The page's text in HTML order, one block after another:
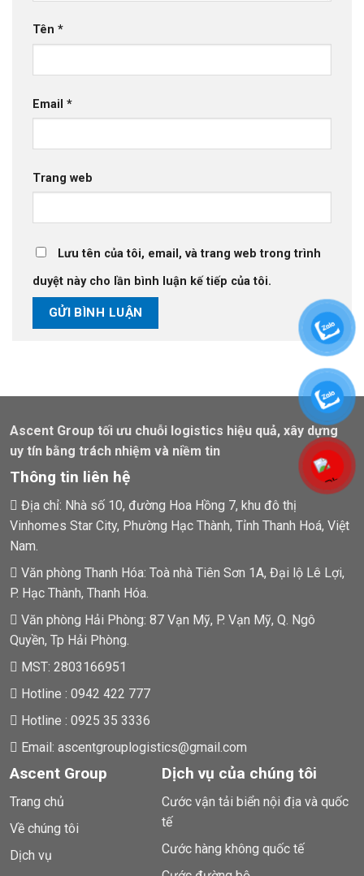
Tên *
Email *
Trang web
Lưu tên của tôi, email, và trang web trong trình
duyệt này cho lần bình luận kế tiếp của tôi.
Ascent Group tối ưu chuỗi logistics hiệu quả, xây dựng
uy tín bằng trách nhiệm và niềm tin
Thông tin liên hệ
Địa chỉ: Nhà số 10, đường Hoa Hồng 7, khu đô thị
Vinhomes Star City, Phường Hạc Thành, Tỉnh Thanh Hoá, Việt
Nam.
Văn phòng Thanh Hóa: Toà nhà Tiên Sơn 1A, Đại lộ Lê Lợi,
P. Hạc Thành, Thanh Hóa.
Văn phòng Hải Phòng: 87 Vạn Mỹ, P. Vạn Mỹ, Q. Ngô
Quyền, Tp Hải Phòng.
MST: 2803166951
Hotline : 0942 422 777
Hotline : 0925 35 3336
Email: ascentgrouplogistics@gmail.com
Ascent Group
Trang chủ
Về chúng tôi
Dịch vụ
Dịch vụ của chúng tôi
Cước vận tải biển nội địa và quốc
tế
Cước hàng không quốc tế